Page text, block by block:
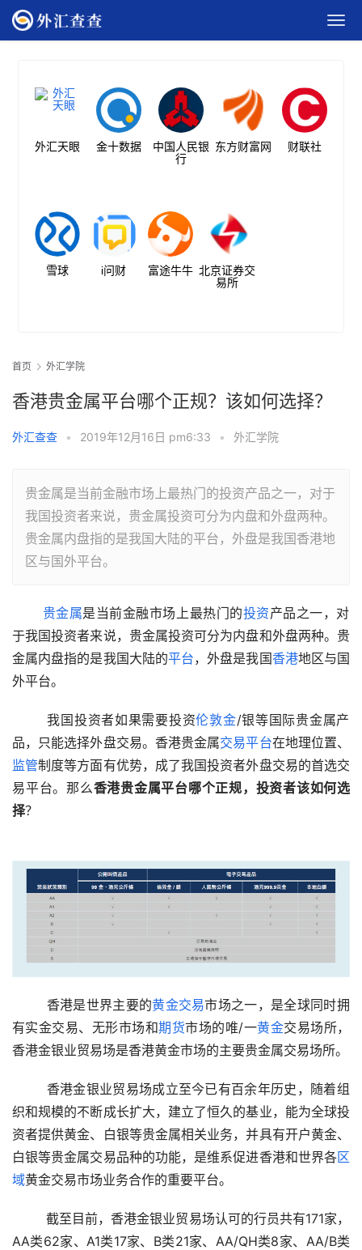
外汇天眼 金十数据
中国人民银
行
东方财富网 财联社
雪球 i问财 富途牛牛 北京证券交
易所
首页 外汇学院
香港贵金属平台哪个正规？该如何选择？
外汇查查 • 2019年12月16日 pm6:33 • 外汇学院
贵金属是当前金融市场上最热门的投资产品之一，对于
我国投资者来说，贵金属投资可分为内盘和外盘两种。
贵金属内盘指的是我国大陆的平台，外盘是我国香港地
区与国外平台。
贵金属是当前金融市场上最热门的投资产品之一，对
于我国投资者来说，贵金属投资可分为内盘和外盘两种。贵
金属内盘指的是我国大陆的平台，外盘是我国香港地区与国
外平台。
  我国投资者如果需要投资
伦敦金/银等国际贵金属产
品，只能选择外盘交易。香港贵金属交易平台在地理位置、
监管制度等方面有优势，成了我国投资者外盘交易的首选交
易平台。那么香港贵金属平台哪个正规，投资者该如何选
择？
  香港是世界主要的
黄金交易市场之一，是全球同时拥
有实金交易、无形市场和期货市场的唯/一黄金交易场所，
织和规模的不断成长扩大，建立了恒久的基业，能为全球投
资者提供黄金、白银等贵金属相关业务，并具有开户黄金、
白银等贵金属交易品种的功能，是维系促进香港和世界各区
域黄金交易市场业务合作的重要平台。
  截至目前，香港金银业贸易场认可的行员共有171家，
AA类62家、A1类17家、B类21家、AA/QH类8家、AA/B类